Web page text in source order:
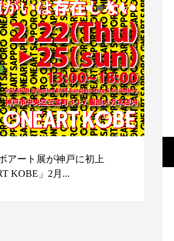
アート展が神戸に初上
KOBE」2月...